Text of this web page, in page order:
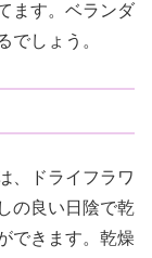
ます。ベランダ
でしょう。
、ドライフラワ
の良い日陰で乾
できます。乾燥